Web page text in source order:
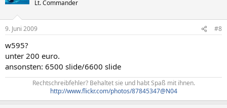
Lt. Commander
9. Juni 2009 #8
w595?
unter 200 euro.
ansonsten: 6500 slide/6600 slide
Rechtschreibfehler? Behaltet sie und habt Spaß mit ihnen.
http://www.flickr.com/photos/87845347@N04